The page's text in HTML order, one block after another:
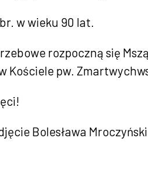
w wieku 90 lat.
rozpoczną się
Kościele pw.